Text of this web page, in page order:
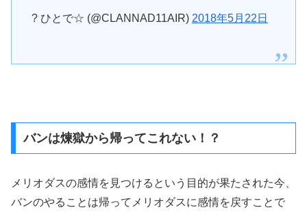
? ひとで☆ (@CLANNAD11AIR) 2018年5月22日
バンは煉獄から帰ってこれない！？
メリオダスの感情を見つけるという目的が果たされた今、
バンのやることは帰ってメリオダスに感情を戻すことで